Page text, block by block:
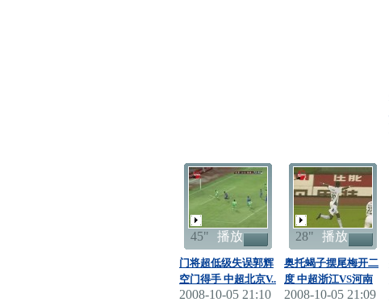
45" 播放
门将超低级失误郭辉
空门得手 中超北京V..
2008-10-05 21:10
28" 播放
奥托蝎子摆尾梅开二
度 中超浙江VS河南
2008-10-05 21:09